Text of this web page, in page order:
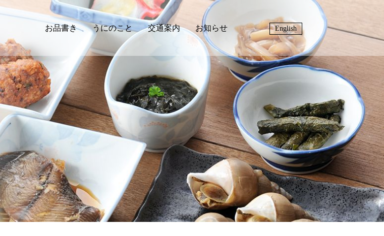
お品書き うにのこと 交通案内 お知らせ English